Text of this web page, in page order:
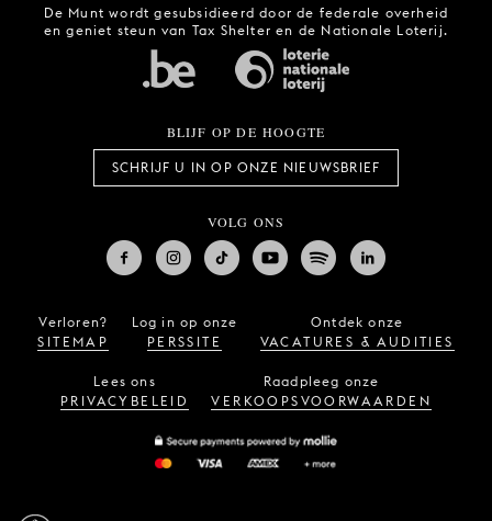
De Munt wordt gesubsidieerd door de federale overheid
en geniet steun van Tax Shelter en de Nationale Loterij.
BLIJF OP DE HOOGTE
SCHRIJF U IN OP ONZE NIEUWSBRIEF
VOLG ONS
Verloren?
SITEMAP
Log in op onze
PERSSITE
Ontdek onze
VACATURES & AUDITIES
Lees ons
PRIVACYBELEID
Raadpleeg onze
VERKOOPSVOORWAARDEN